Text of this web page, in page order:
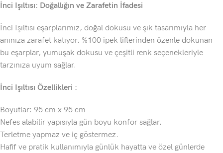
İnci Işıltısı: Doğallığın ve Zarafetin İfadesi
İnci Işıltısı eşarplarımız, doğal dokusu ve şık tasarımıyla her
anınıza zarafet katıyor. %100 ipek liflerinden özenle dokunan
bu eşarplar, yumuşak dokusu ve çeşitli renk seçenekleriyle
tarzınıza uyum sağlar.
İnci Işıltısı Özellikleri :
Boyutlar: 95 cm x 95 cm
Nefes alabilir yapısıyla gün boyu konfor sağlar.
Terletme yapmaz ve iç göstermez.
Hafif ve pratik kullanımıyla günlük hayatta ve özel günlerde